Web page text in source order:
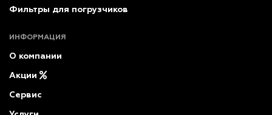
Фильтры для погрузчиков
ИНФОРМАЦИЯ
О компании
Акции
Сервис